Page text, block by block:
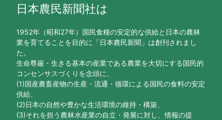
日本農民新聞社は
1952年（昭和27年）国民食糧の安定的な供給と日本の農林
業を育てることを目的に「日本農民新聞」は創刊されまし
た。
生命尊厳・生きる基本の産業である農業を大切にする国民的
コンセンサスづくりを念頭に、
(1)国産農畜産物の生産・流通・循環による国民の食料の安定
供給、
(2)日本の自然や豊かな生活環境の維持・構築、
(3)それを担う農林水産業の自立・発展に対し、情報の提